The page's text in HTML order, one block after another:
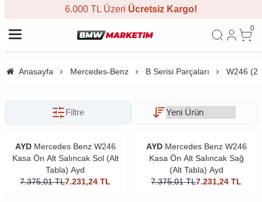
6.000 TL Üzeri Ücretsiz Kargo!
0
Anasayfa Mercedes-Benz B Serisi Parçaları W246
Filtre
AYD Mercedes Benz W246
Kasa Ön Alt Salıncak Sol (Alt
Tabla) Ayd
7.375,01 TL7.231,24 TL
AYD Mercedes Benz W246
Kasa Ön Alt Salıncak Sağ
(Alt Tabla) Ayd
7.375,01 TL7.231,24 TL